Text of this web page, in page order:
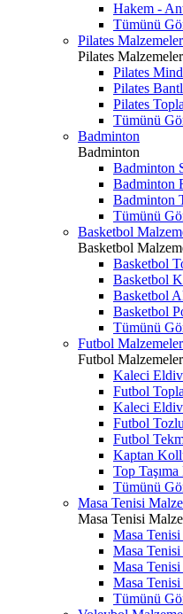
Hakem -
Tümünü
Pilates
Pilates
Pilates
Pilates
Pilates
Tümünü
Badminton
Badminton
Badminton
Badminton
Badminton
Tümünü
Basketbol
Basketbol
Basketbol
Basketbol
Basketbol
Basketbol
Tümünü
Futbol
Futbol
Kaleci
Futbol
Kaleci
Futbol
Futbol
Kaptan
Top
Tümünü
Masa Tenisi
Masa Tenisi
Masa Tenisi
Masa
Masa
Masa
Tümünü